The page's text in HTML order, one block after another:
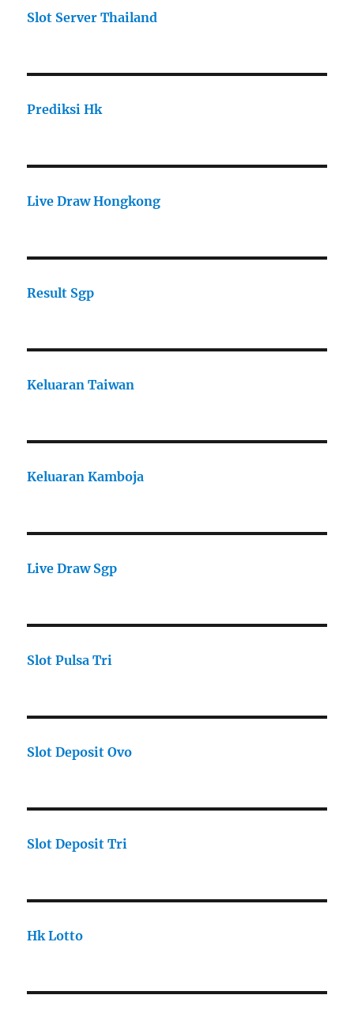
Slot Server Thailand
Prediksi Hk
Live Draw Hongkong
Result Sgp
Keluaran Taiwan
Keluaran Kamboja
Live Draw Sgp
Slot Pulsa Tri
Slot Deposit Ovo
Slot Deposit Tri
Hk Lotto